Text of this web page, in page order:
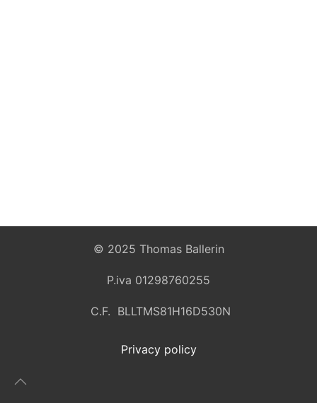
© 2025 Thomas Ballerin
P.iva 01298760255
C.F. BLLTMS81H16D530N
Privacy policy